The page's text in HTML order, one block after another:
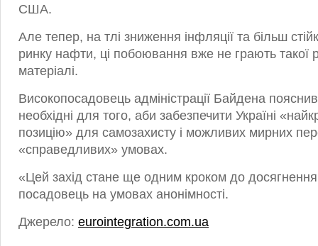
США.
Але тепер, на тлі зниження інфляції та більш
ринку нафти, ці побоювання вже не грають такої
матеріалі.
Високопосадовець адміністрації Байдена
необхідні для того, аби забезпечити Україні
позицію» для самозахисту і можливих мирних
«справедливих» умовах.
«Цей захід стане ще одним кроком до досягнення
посадовець на умовах анонімності.
Джерело: eurointegration.com.ua